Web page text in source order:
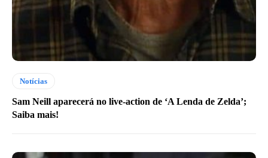
Notícias
Sam Neill aparecerá no live-action de ‘A Lenda de Zelda’;
Saiba mais!